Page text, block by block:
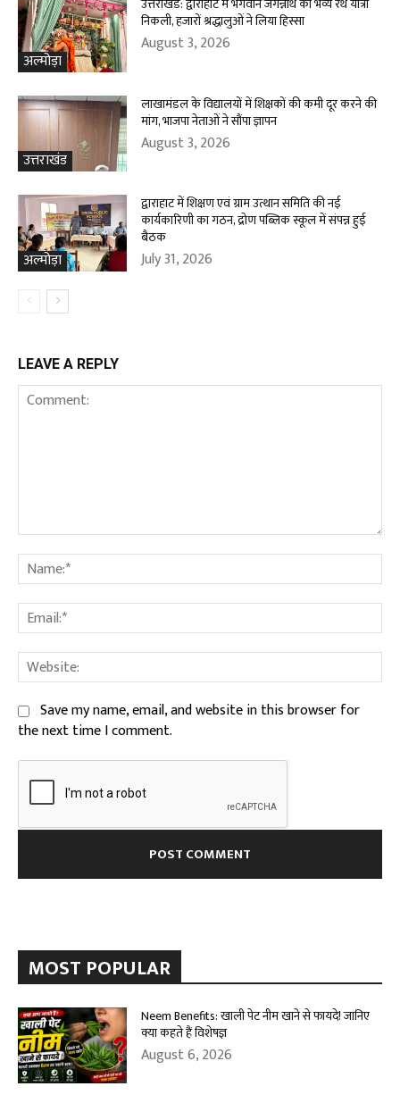
अल्मोड़ा
निकली, हजारों श्रद्धालुओं ने लिया हिस्सा
August 3, 2026
उत्तराखंड
लाखामंडल के विद्यालयों में शिक्षकों की कमी दूर करने की
मांग, भाजपा नेताओं ने सौंपा ज्ञापन
August 3, 2026
अल्मोड़ा
द्वाराहाट में शिक्षण एवं ग्राम उत्थान समिति की नई
कार्यकारिणी का गठन, द्रोण पब्लिक स्कूल में संपन्न हुई
बैठक
July 31, 2026
LEAVE A REPLY
Save my name, email, and website in this browser for
the next time I comment.
MOST POPULAR
Neem Benefits: खाली पेट नीम खाने से फायदे! जानिए
क्या कहते हैं विशेषज्ञ
August 6, 2026